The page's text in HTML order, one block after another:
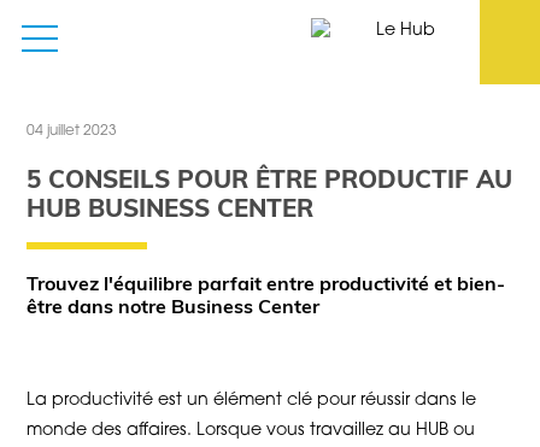
04 juillet 2023
5 CONSEILS POUR ÊTRE PRODUCTIF AU
HUB BUSINESS CENTER
Trouvez l'équilibre parfait entre productivité et bien-
être dans notre Business Center
La productivité est un élément clé pour réussir dans le
monde des affaires. Lorsque vous travaillez au HUB ou